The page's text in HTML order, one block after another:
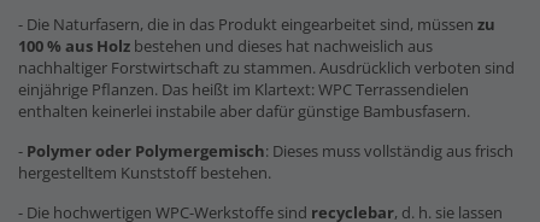
- Die Naturfasern, die in das Produkt eingearbeitet sind, müssen zu
100 % aus Holz bestehen und dieses hat nachweislich aus
nachhaltiger Forstwirtschaft zu stammen. Ausdrücklich verboten sind
einjährige Pflanzen. Das heißt im Klartext: WPC Terrassendielen
enthalten keinerlei instabile aber dafür günstige Bambusfasern.
- Polymer oder Polymergemisch: Dieses muss vollständig aus frisch
hergestelltem Kunststoff bestehen.
- Die hochwertigen WPC-Werkstoffe sind recyclebar, d. h. sie lassen